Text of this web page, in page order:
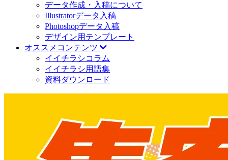
データ作成・入稿について
Illustratorデータ入稿
Photoshopデータ入稿
デザイン用テンプレート
オススメコンテンツ
イイチラシコラム
イイチラシ用語集
資料ダウンロード